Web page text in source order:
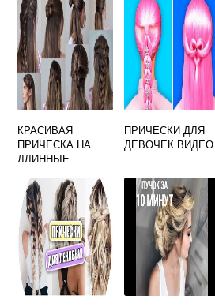
КРАСИВАЯ
ПРИЧЕСКА НА
ДЛИННЫЕ
РУКАМИ
ПРИЧЕСКИ ДЛЯ
ДЕВОЧЕК ВИДЕО